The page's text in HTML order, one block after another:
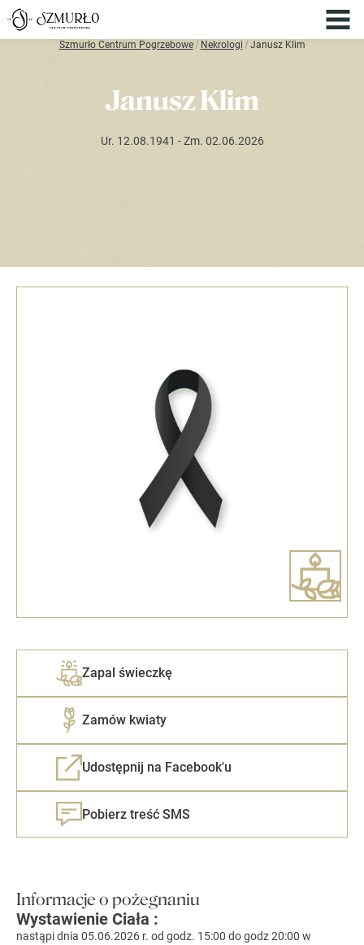
Szmurło Centrum Pogrzebowe/ Nekrologi / Janusz Klim
Janusz Klim
Ur. 12.08.1941 - Zm. 02.06.2026
Zapal świeczkę
Zamów kwiaty
Udostępnij na Facebook'u
Pobierz treść SMS
Informacje o pożegnaniu
Wystawienie Ciała :
nastąpi dnia 05.06.2026 r. od godz. 15:00 do godz 20:00 w